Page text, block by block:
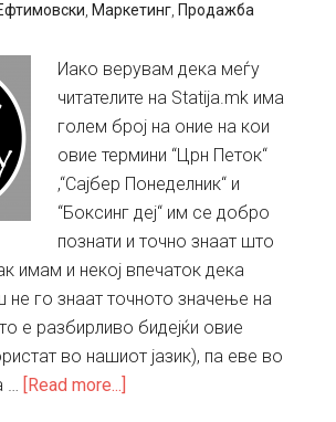
Маркетинг Продажба
Иако верувам дека меѓу
читателите на Statija.mk има
голем број на оние на кои
овие термини “Црн Петок“
,“Сајбер Понеделник“ и
“Боксинг деј“ им се добро
познати и точно знаат што
имам и некој впечаток дека
го знаат точното значење на
е разбирливо бидејќи овие
во нашиот јазик), па еве во
… [Read more...]